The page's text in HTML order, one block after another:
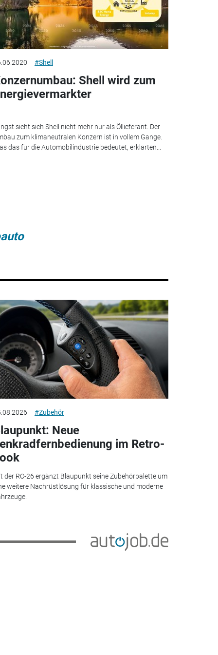
#Shell
Shell wird zum
sieht sich Shell nicht mehr nur als Öllieferant. Der
zum klimaneutralen Konzern ist in vollem Gange.
das für die Automobilindustrie bedeutet, erklärten...
#Zubehör
Neue
im Retro-
der RC-26 ergänzt Blaupunkt seine Zubehörpalette um
weitere Nachrüstlösung für klassische und moderne